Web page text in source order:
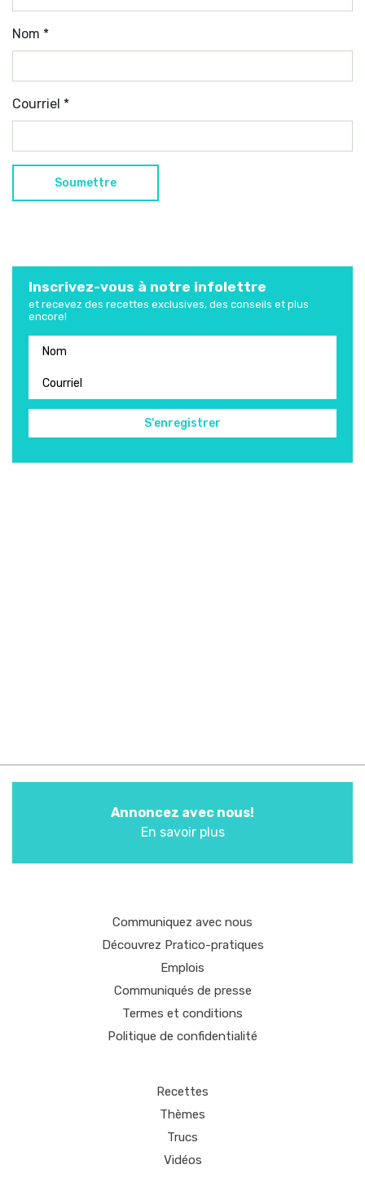
Nom *
Courriel *
Inscrivez-vous à notre infolettre
et recevez des recettes exclusives, des conseils et plus
encore!
Annoncez avec nous!
En savoir plus
Communiquez avec nous
Découvrez Pratico-pratiques
Emplois
Communiqués de presse
Termes et conditions
Politique de confidentialité
Recettes
Thèmes
Trucs
Vidéos